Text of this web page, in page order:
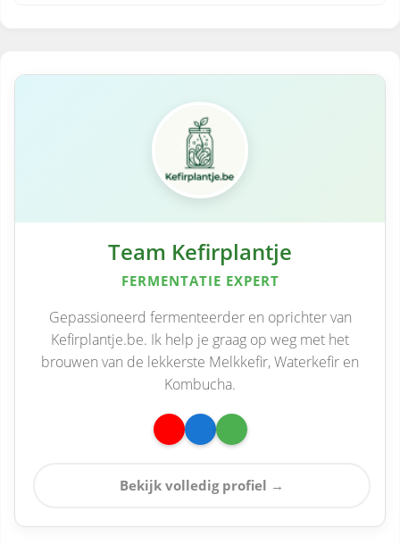
Team Kefirplantje
FERMENTATIE EXPERT
Gepassioneerd fermenteerder en oprichter van
Kefirplantje.be. Ik help je graag op weg met het
brouwen van de lekkerste Melkkefir, Waterkefir en
Kombucha.
Bekijk volledig profiel →